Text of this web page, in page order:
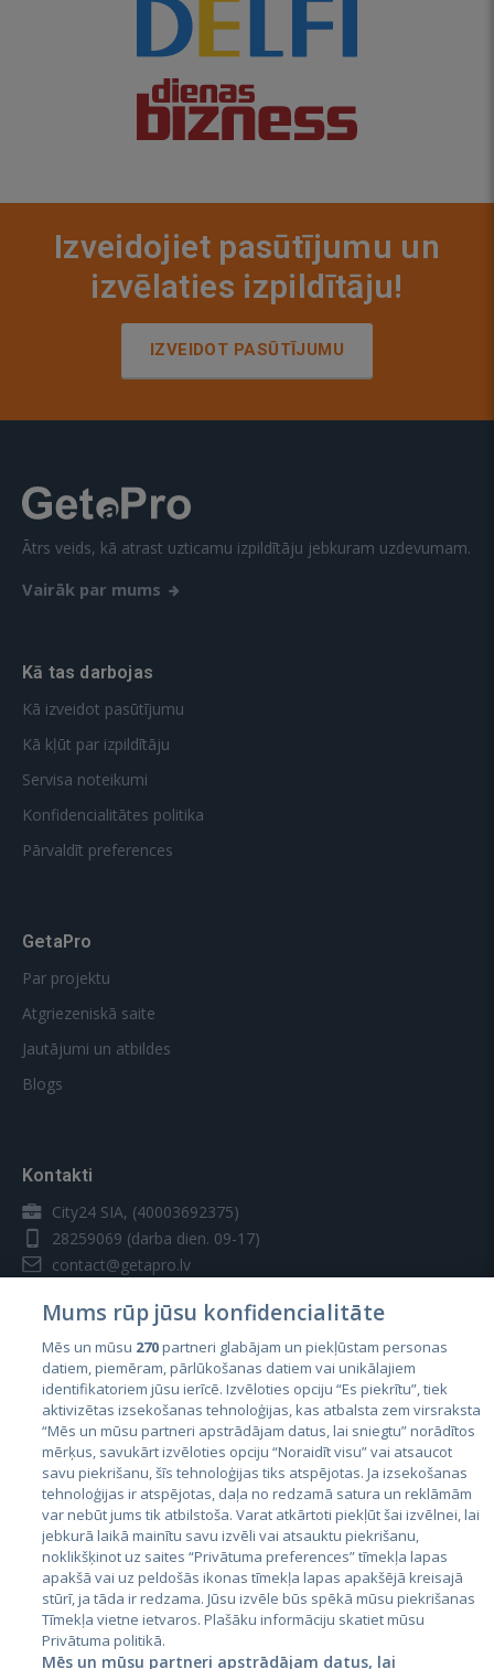
Izveidojiet pasūtījumu un
izvēlaties izpildītāju!
IZVEIDOT PASŪTĪJUMU
Ātrs veids, kā atrast uzticamu izpildītāju jebkuram uzdevumam.
Vairāk par mums
Kā tas darbojas
Kā izveidot pasūtījumu
Kā kļūt par izpildītāju
Servisa noteikumi
Konfidencialitātes politika
Pārvaldīt preferences
GetaPro
Par projektu
Atgriezeniskā saite
Jautājumi un atbildes
Blogs
Kontakti
City24 SIA, (40003692375)
28259069 (darba dien. 09-17)
contact@getapro.lv
Valstis
Igaunija
Latvija
Lietuva
Mums rūp jūsu konfidencialitāte
Mēs un mūsu 270partneri glabājam un piekļūstam personas
datiem, piemēram, pārlūkošanas datiem vai unikālajiem
identifikatoriem jūsu ierīcē. Izvēloties opciju “Es piekrītu”, tiek
aktivizētas izsekošanas tehnoloģijas, kas atbalsta zem virsraksta
“Mēs un mūsu partneri apstrādājam datus, lai sniegtu” norādītos
mērķus, savukārt izvēloties opciju “Noraidīt visu” vai atsaucot
savu piekrišanu, šīs tehnoloģijas tiks atspējotas. Ja izsekošanas
tehnoloģijas ir atspējotas, daļa no redzamā satura un reklāmām
var nebūt jums tik atbilstoša. Varat atkārtoti piekļūt šai izvēlnei, lai
jebkurā laikā mainītu savu izvēli vai atsauktu piekrišanu,
noklikšķinot uz saites “Privātuma preferences” tīmekļa lapas
apakšā vai uz peldošās ikonas tīmekļa lapas apakšējā kreisajā
stūrī, ja tāda ir redzama. Jūsu izvēle būs spēkā mūsu piekrišanas
Tīmekļa vietne ietvaros. Plašāku informāciju skatiet mūsu
Privātuma politikā.
Mēs un mūsu partneri apstrādājam datus, lai